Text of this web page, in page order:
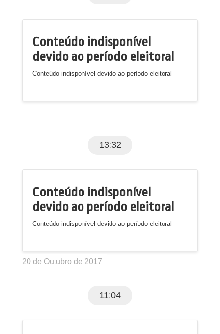
Conteúdo indisponível
devido ao período eleitoral
Conteúdo indisponível devido ao período eleitoral
13:32
Conteúdo indisponível
devido ao período eleitoral
Conteúdo indisponível devido ao período eleitoral
20 de Outubro de 2017
11:04